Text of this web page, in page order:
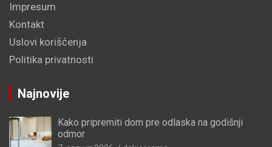
Impresum
Kontakt
Uslovi korišćenja
Politika privatnosti
Najnovije
Kako pripremiti dom pre odlaska na godišnji
odmor